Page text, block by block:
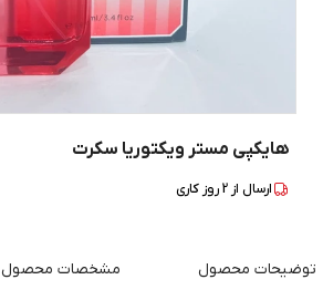
هایکپی مستر ویکتوریا سکرت
ارسال از 2روز کاری
توضیحات محصول مشخصات محصول